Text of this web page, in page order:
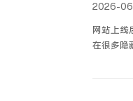
2026-
网站上
在很多隐